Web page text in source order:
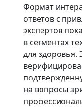
Формат
ответов с
экспертов
в сегментах
для
на вопросы